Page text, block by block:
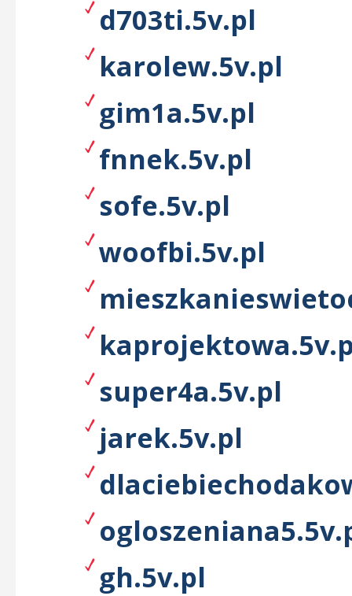
d703ti.5v.pl
karolew.5v.pl
gim1a.5v.pl
fnnek.5v.pl
sofe.5v.pl
woofbi.5v.pl
super4a.5v.pl
jarek.5v.pl
gh.5v.pl